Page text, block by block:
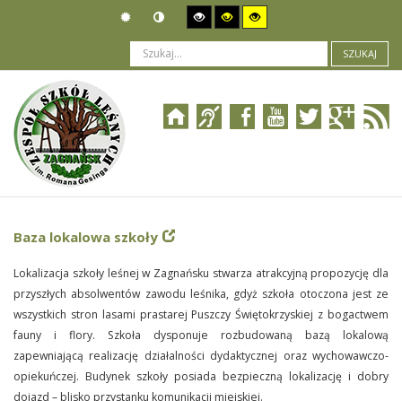
SZUKAJ
Jesteś tutaj: Organizacja
Baza lokalowa szkoły
Lokalizacja szkoły leśnej w Zagnańsku stwarza atrakcyjną propozycję dla
przyszłych absolwentów zawodu leśnika, gdyż szkoła otoczona jest ze
wszystkich stron lasami prastarej Puszczy Świętokrzyskiej z bogactwem
fauny i flory. Szkoła dysponuje rozbudowaną bazą lokalową
zapewniającą realizację działalności dydaktycznej oraz wychowawczo-
opiekuńczej. Budynek szkoły posiada bezpieczną lokalizację i dobry
dojazd – blisko przystanku komunikacji miejskiej.